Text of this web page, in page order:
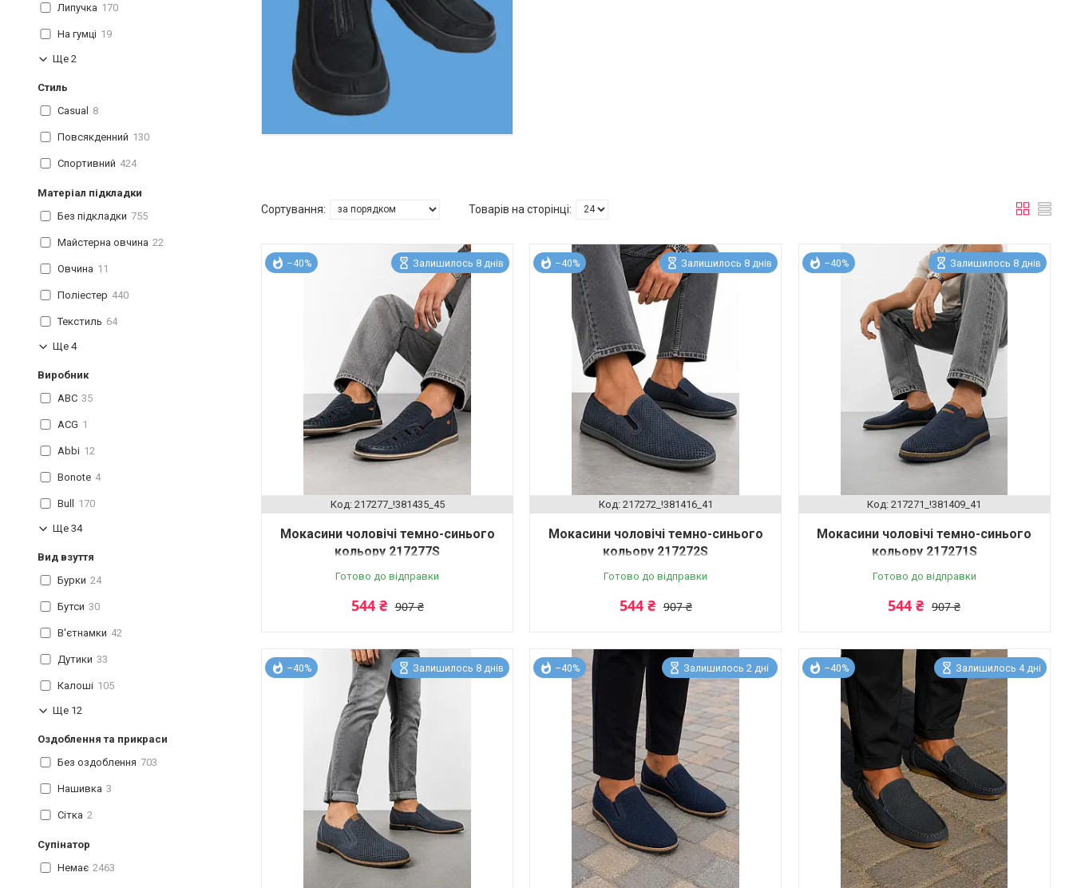
–40% Залишилось 8 днів
217277_!381435_45
Мокасини чоловічі темно-синього
кольору 217277S
Готово до відправки
907 ₴
544 ₴
–40% Залишилось 8 днів
217272_!381416_41
Мокасини чоловічі темно-синього
кольору 217272S
Готово до відправки
907 ₴
544 ₴
–40% Залишилось 8 днів
217271_!381409_41
Мокасини чоловічі темно-синього
кольору 217271S
Готово до відправки
907 ₴
544 ₴
–40% Залишилось 8 днів –40% Залишилось 2 дні –40% Залишилось 4 дні
Липучка 170
На гумці 19
Ще 2
Стиль
Casual 8
Повсякденний 130
Спортивний 424
Матеріал підкладки
Без підкладки 755
Майстерна овчина 22
Овчина 11
Поліестер 440
Текстиль 64
Ще 4
Виробник
ABC 35
ACG 1
Abbi 12
Bonote 4
Bull 170
Ще 34
Вид взуття
Бурки 24
Бутси 30
В'єтнамки 42
Дутики 33
Калоші 105
Ще 12
Оздоблення та прикраси
Без оздоблення 703
Нашивка 3
Сітка 2
Супінатор
Немає 2463